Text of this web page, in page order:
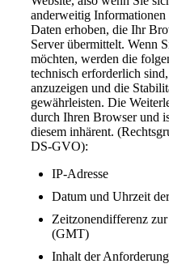
anderweitig
Daten erhoben, die Ihr
Server übermittelt. Wenn
möchten, werden die
technisch erforderlich
anzuzeigen und die
gewährleisten. Die
durch Ihren Browser und
diesem inhärent.
DS-GVO):
IP-Adresse
Datum und Uhrzeit
Zeitzonendifferenz
(GMT)
Inhalt der